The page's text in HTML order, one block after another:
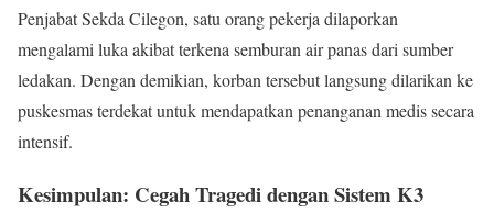
Penjabat Sekda Cilegon, satu orang pekerja dilaporkan
mengalami luka akibat terkena semburan air panas dari sumber
ledakan. Dengan demikian, korban tersebut langsung dilarikan ke
puskesmas terdekat untuk mendapatkan penanganan medis secara
intensif.
Kesimpulan: Cegah Tragedi dengan Sistem K3